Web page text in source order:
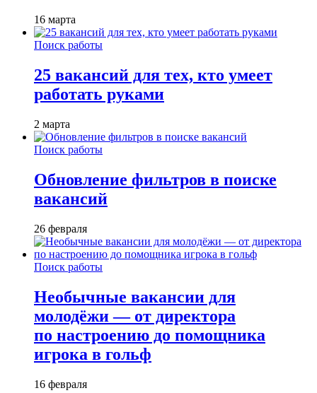
16 марта
Поиск работы
25 вакансий для тех, кто умеет
работать руками
2 марта
Поиск работы
Обновление фильтров в поиске
вакансий
26 февраля
Поиск работы
Необычные вакансии для
молодёжи — от директора
по настроению до помощника
игрока в гольф
16 февраля